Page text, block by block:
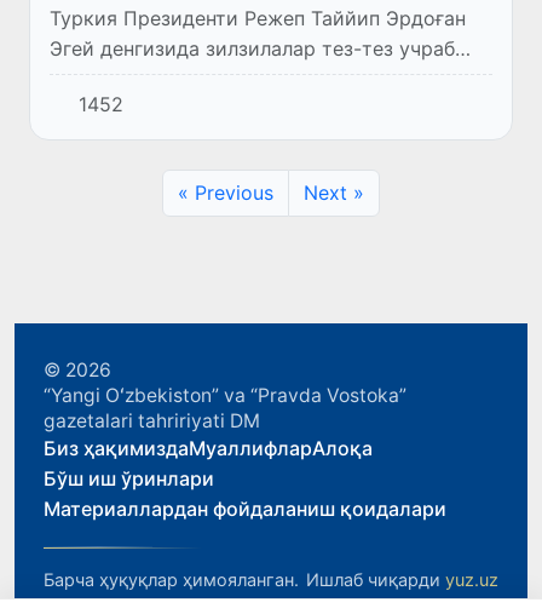
Туркия Президенти Режеп Таййип Эрдоған
Эгей денгизида зилзилалар тез-тез учраб
турган бир пайтда Истанбул ва мамлакатнинг
бошқа вилоятларида юзага келиши мумкин
бўлган фавқулодда в...
1452
« Previous Next »
© 2026
“Yangi Oʻzbekiston” va “Pravda Vostoka”
gazetalari tahririyati DM
Биз ҳақимиздаМуаллифларАлоқа
Бўш иш ўринлари
Материаллардан фойдаланиш қоидалари
Барча ҳуқуқлар ҳимояланган. Ишлаб чиқарди yuz.uz